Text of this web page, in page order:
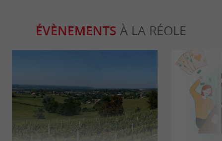
ÉVÈNEMENTS À LA RÉOLE